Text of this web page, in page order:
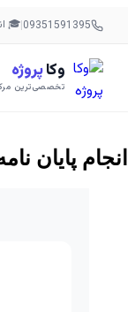
09351591395
|
🎓
وکاپروژه
تخصصی‌ترین
انجام پایان